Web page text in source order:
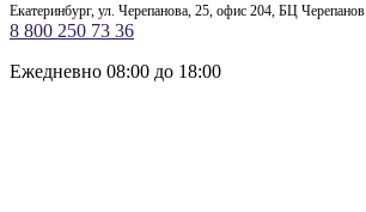
Екатеринбург, ул. Черепанова, 25, офис 204, БЦ Черепанов
8 800 250 73 36
Ежедневно 08:00 до 18:00